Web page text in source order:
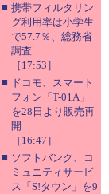
■ 携帯フィルタリン
グ利用率は小学生
で57.7％、総務省
調査
［17:53］
■ ドコモ、スマート
フォン「T-01A」
を28日より販売再
開
［16:47］
■ ソフトバンク、コ
ミュニティサービ
ス「S!タウン」を9